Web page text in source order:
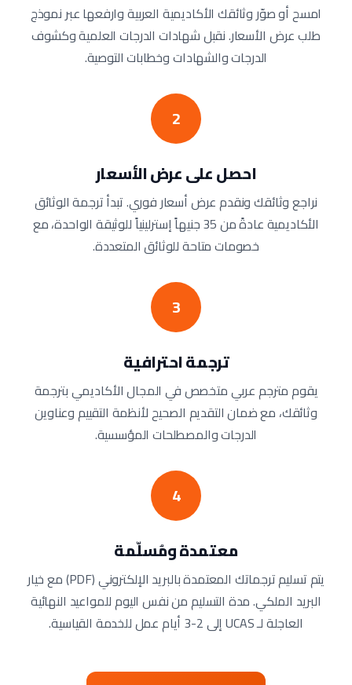
امسح أو صوّر وثائقك الأكاديمية العربية وارفعها عبر نموذج
طلب عرض الأسعار. نقبل شهادات الدرجات العلمية وكشوف
الدرجات والشهادات وخطابات التوصية.
2
احصل على عرض الأسعار
نراجع وثائقك ونقدم عرض أسعار فوري. تبدأ ترجمة الوثائق
الأكاديمية عادةً من 35 جنيهاً إسترلينياً للوثيقة الواحدة، مع
خصومات متاحة للوثائق المتعددة.
3
ترجمة احترافية
يقوم مترجم عربي متخصص في المجال الأكاديمي بترجمة
وثائقك، مع ضمان التقديم الصحيح لأنظمة التقييم وعناوين
الدرجات والمصطلحات المؤسسية.
4
معتمدة ومُسلّمة
يتم تسليم ترجماتك المعتمدة بالبريد الإلكتروني (PDF) مع خيار
البريد الملكي. مدة التسليم من نفس اليوم للمواعيد النهائية
العاجلة لـ UCAS إلى 2-3 أيام عمل للخدمة القياسية.